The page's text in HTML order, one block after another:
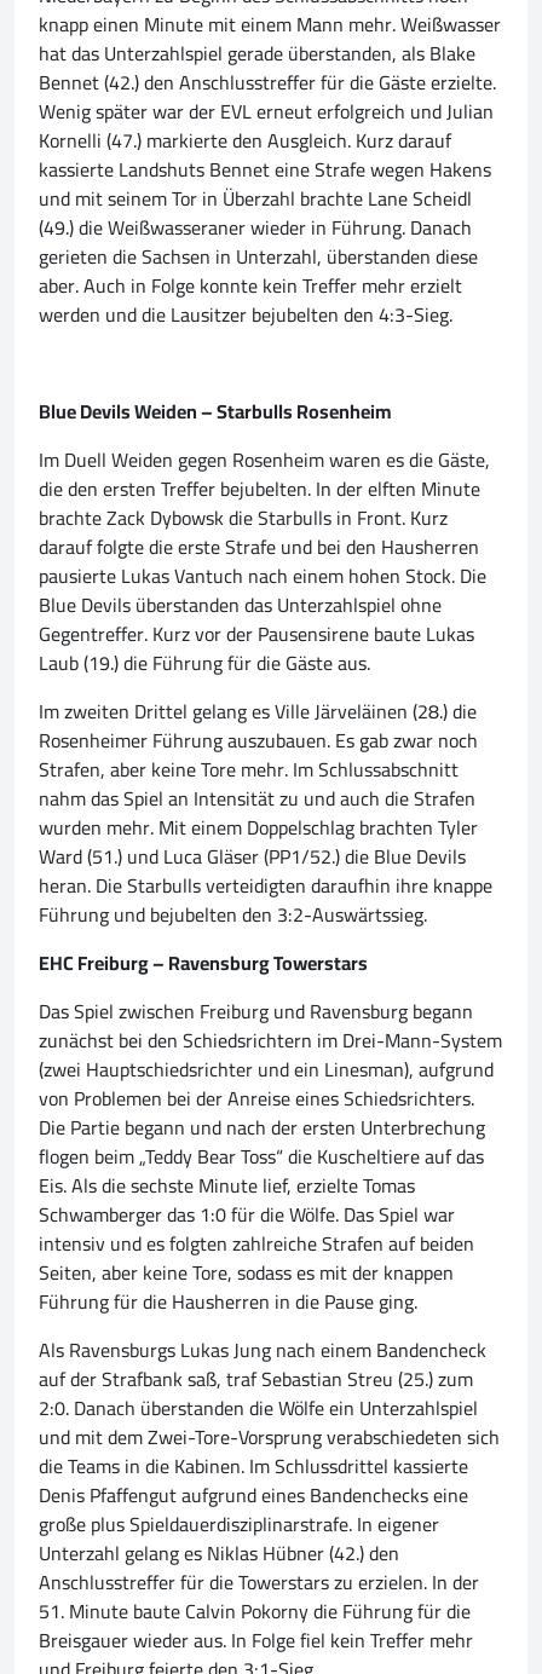
knapp einen Minute mit einem Mann mehr. Weißwasser
hat das Unterzahlspiel gerade überstanden, als Blake
Bennet (42.) den Anschlusstreffer für die Gäste erzielte.
Wenig später war der EVL erneut erfolgreich und Julian
Kornelli (47.) markierte den Ausgleich. Kurz darauf
kassierte Landshuts Bennet eine Strafe wegen Hakens
und mit seinem Tor in Überzahl brachte Lane Scheidl
(49.) die Weißwasseraner wieder in Führung. Danach
gerieten die Sachsen in Unterzahl, überstanden diese
aber. Auch in Folge konnte kein Treffer mehr erzielt
werden und die Lausitzer bejubelten den 4:3-Sieg.
Blue Devils Weiden – Starbulls Rosenheim
Im Duell Weiden gegen Rosenheim waren es die Gäste,
die den ersten Treffer bejubelten. In der elften Minute
brachte Zack Dybowsk die Starbulls in Front. Kurz
darauf folgte die erste Strafe und bei den Hausherren
pausierte Lukas Vantuch nach einem hohen Stock. Die
Blue Devils überstanden das Unterzahlspiel ohne
Gegentreffer. Kurz vor der Pausensirene baute Lukas
Laub (19.) die Führung für die Gäste aus.
Im zweiten Drittel gelang es Ville Järveläinen (28.) die
Rosenheimer Führung auszubauen. Es gab zwar noch
Strafen, aber keine Tore mehr. Im Schlussabschnitt
nahm das Spiel an Intensität zu und auch die Strafen
wurden mehr. Mit einem Doppelschlag brachten Tyler
Ward (51.) und Luca Gläser (PP1/52.) die Blue Devils
heran. Die Starbulls verteidigten daraufhin ihre knappe
Führung und bejubelten den 3:2-Auswärtssieg.
EHC Freiburg – Ravensburg Towerstars
Das Spiel zwischen Freiburg und Ravensburg begann
zunächst bei den Schiedsrichtern im Drei-Mann-System
(zwei Hauptschiedsrichter und ein Linesman), aufgrund
von Problemen bei der Anreise eines Schiedsrichters.
Die Partie begann und nach der ersten Unterbrechung
flogen beim „Teddy Bear Toss“ die Kuscheltiere auf das
Eis. Als die sechste Minute lief, erzielte Tomas
Schwamberger das 1:0 für die Wölfe. Das Spiel war
intensiv und es folgten zahlreiche Strafen auf beiden
Seiten, aber keine Tore, sodass es mit der knappen
Führung für die Hausherren in die Pause ging.
Als Ravensburgs Lukas Jung nach einem Bandencheck
auf der Strafbank saß, traf Sebastian Streu (25.) zum
2:0. Danach überstanden die Wölfe ein Unterzahlspiel
und mit dem Zwei-Tore-Vorsprung verabschiedeten sich
die Teams in die Kabinen. Im Schlussdrittel kassierte
Denis Pfaffengut aufgrund eines Bandenchecks eine
große plus Spieldauerdisziplinarstrafe. In eigener
Unterzahl gelang es Niklas Hübner (42.) den
Anschlusstreffer für die Towerstars zu erzielen. In der
51. Minute baute Calvin Pokorny die Führung für die
Breisgauer wieder aus. In Folge fiel kein Treffer mehr